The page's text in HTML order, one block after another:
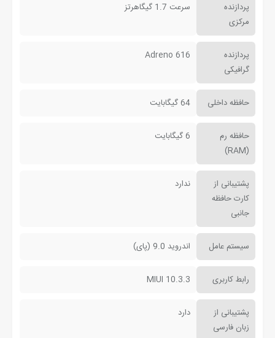
پردازنده
مرکزی
سرعت 1.7 گیگاهرتز
پردازنده
گرافیکی
Adreno 616
حافظه داخلی 64 گیگابایت
حافظه رم
(RAM)
6 گیگابایت
پشتیبانی از
کارت حافظه
جانبی
ندارد
سیستم عامل اندروید 9.0 (پای)
رابط کاربری MIUI 10.3.3
پشتیبانی از
زبان فارسی
دارد